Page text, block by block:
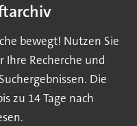
bewegt! Nutzen Sie
Recherche und
Die
zu 14 Tage nach